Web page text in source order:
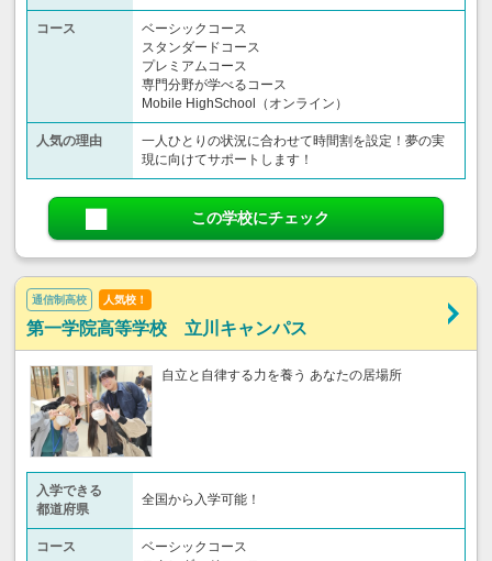
コース
ベーシックコース
スタンダードコース
プレミアムコース
専門分野が学べるコース
Mobile HighSchool（オンライン）
人気の理由
一人ひとりの状況に合わせて時間割を設定！夢の実
現に向けてサポートします！
この学校にチェック
通信制高校 人気校！
第一学院高等学校 立川キャンパス
自立と自律する力を養う あなたの居場所
入学できる
都道府県
全国から入学可能！
コース
ベーシックコース